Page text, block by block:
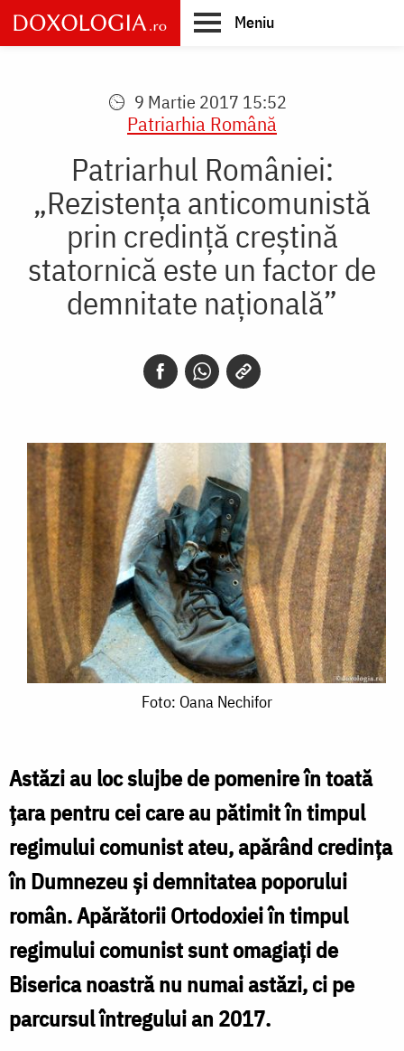
Skip
to
main
Meniu
9 Martie 2017 15:52
Patriarhia Română
Patriarhul României:
„Rezistența anticomunistă
prin credință creștină
statornică este un factor de
demnitate națională”
Foto: Oana Nechifor
Astăzi au loc slujbe de pomenire în toată
țara pentru cei care au pătimit în timpul
regimului comunist ateu, apărând credinţa
în Dumnezeu şi demnitatea poporului
român. Apărătorii Ortodoxiei în timpul
regimului comunist sunt omagiaţi de
Biserica noastră nu numai astăzi, ci pe
parcursul întregului an 2017.